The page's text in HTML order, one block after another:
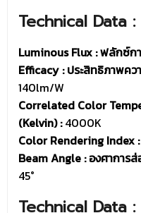
Technical Data
Luminous Flux : ฟลักซ์ก
Efficacy : ประสิทธิภาพค
140lm/W
Correlated Color
(Kelvin) :4000K
Color Rendering Index
Beam Angle : องศาการ
45°
Technical Data